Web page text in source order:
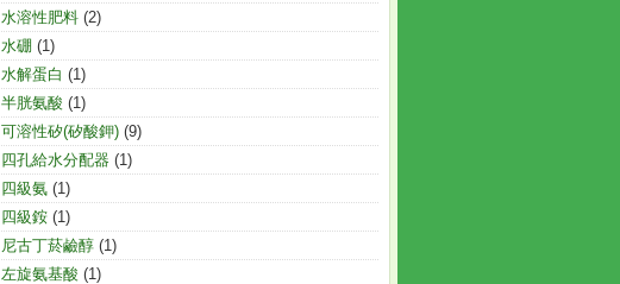
水溶性肥料 (2)
水硼 (1)
水解蛋白 (1)
半胱氨酸 (1)
可溶性矽(矽酸鉀) (9)
四孔給水分配器 (1)
四級氨 (1)
四級銨 (1)
尼古丁菸鹼醇 (1)
左旋氨基酸 (1)